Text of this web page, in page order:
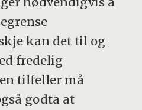
kan det til og
fredelig
tilfeller må
godta at